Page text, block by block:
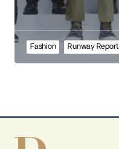
Fashion Runway Report